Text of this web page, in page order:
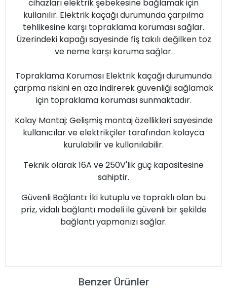
cihazları elektrik şebekesine bağlamak için
kullanılır. Elektrik kaçağı durumunda çarpılma
tehlikesine karşı topraklama koruması sağlar.
Üzerindeki kapağı sayesinde fiş takılı değilken toz
ve neme karşı koruma sağlar.
Topraklama Koruması Elektrik kaçağı durumunda
çarpma riskini en aza indirerek güvenliği sağlamak
için topraklama koruması sunmaktadır.
Kolay Montaj: Gelişmiş montaj özellikleri sayesinde
kullanıcılar ve elektrikçiler tarafından kolayca
kurulabilir ve kullanılabilir.
Teknik olarak 16A ve 250V'lik güç kapasitesine
sahiptir.
Güvenli Bağlantı: İki kutuplu ve topraklı olan bu
priz, vidalı bağlantı modeli ile güvenli bir şekilde
bağlantı yapmanızı sağlar.
Benzer Ürünler